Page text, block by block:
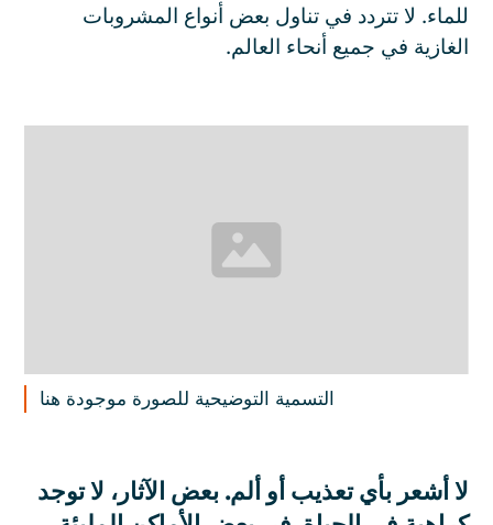
للماء. لا تتردد في تناول بعض أنواع المشروبات
الغازية في جميع أنحاء العالم.
التسمية التوضيحية للصورة موجودة هنا
لا أشعر بأي تعذيب أو ألم. بعض الآثار، لا توجد